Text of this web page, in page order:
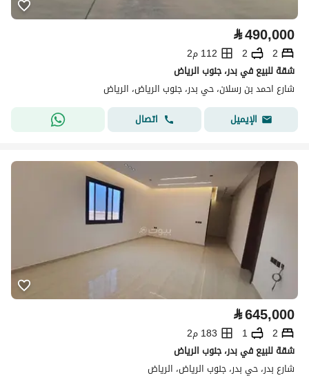
⃁490,000
2
2
112 م2
شقة للبيع في بدر، جنوب الرياض
شارع احمد بن رسلان، حي بدر، جنوب الرياض، الرياض
الإيميل
اتصال
⃁645,000
2
1
183 م2
شقة للبيع في بدر، جنوب الرياض
شارع بدر، حي بدر، جنوب الرياض، الرياض